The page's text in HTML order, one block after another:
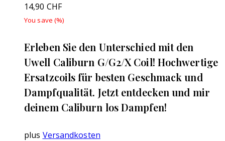
14,90 CHF
You save (%)
Erleben Sie den Unterschied mit den
Uwell Caliburn G/G2/X Coil! Hochwertige
Ersatzcoils für besten Geschmack und
Dampfqualität. Jetzt entdecken und mir
deinem Caliburn los Dampfen!
plus Versandkosten